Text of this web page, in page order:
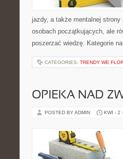
jazdy, a także mentalnej strony
osobach początkujących, ale
poszerzać wiedzę. Kategorie
CATEGORIES: TRENDY WE
OPIEKA NAD
POSTED BY ADMIN KWI - 2